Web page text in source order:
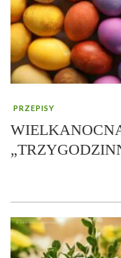
PRZEPISY